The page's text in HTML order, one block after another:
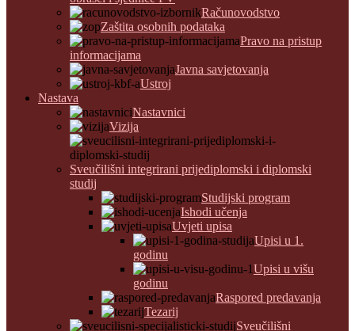
Računovodstvo
Zaštita osobnih podataka
Pravo na pristup
informacijama
Javna savjetovanja
Ustroj
Nastava
Nastavnici
Vizija
Sveučilišni integrirani prijediplomski i diplomski
studij
Studijski program
Ishodi učenja
Uvjeti upisa
Upisi u 1.
godinu
Upisi u višu
godinu
Raspored predavanja
Tezarij
Sveučilišni